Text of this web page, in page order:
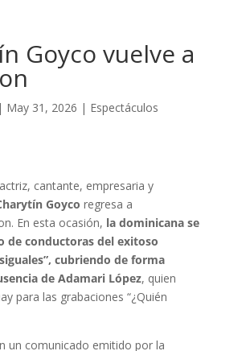
Goyco vuelve a
| May 31, 2026 | Espectáculos
cantante, empresaria y
Goyco regresa a
En esta ocasión, la dominicana se
de conductoras del exitoso
cubriendo de forma
de Adamari López, quien
para las grabaciones “¿Quién
un comunicado emitido por la